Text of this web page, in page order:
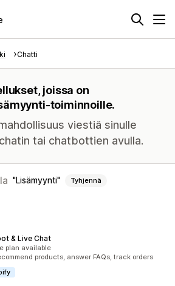
Chatti
joissa on
toiminnoille.
viestiä sinulle
tai chatbottien avulla.
Lisämyynti Tyhjennä
& Live Chat
plan available
products, answer FAQs, track orders